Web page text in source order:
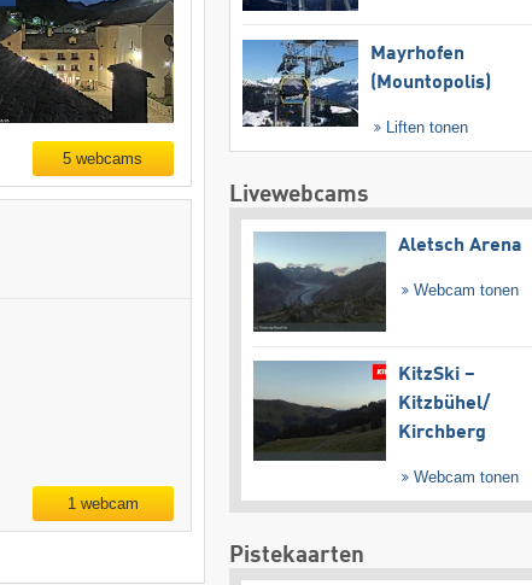
5 webcams
1 webcam
Mayrhofen
(Mountopolis)
Liften tonen
Livewebcams
Aletsch Arena
Webcam tonen
KitzSki –
Kitzbühel/​
Kirchberg
Webcam tonen
Pistekaarten